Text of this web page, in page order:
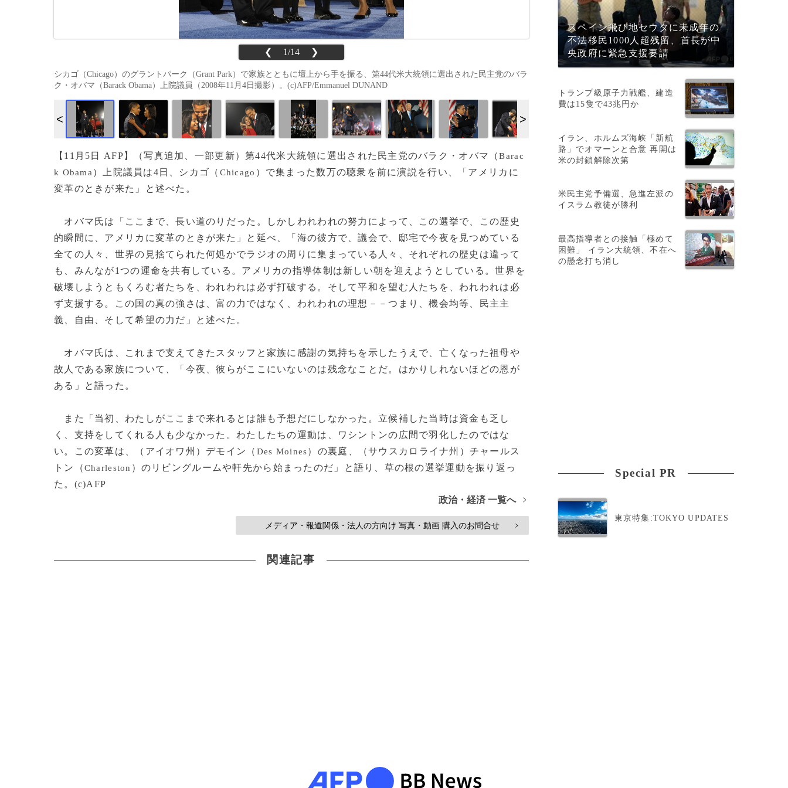
❮ 1/14 ❯
シカゴ（Chicago）のグラントパーク（Grant Park）で家族とともに壇上から手を振る、第44代米大統領に選出された民主党のバラ
ク・オバマ（Barack Obama）上院議員（2008年11月4日撮影）。(c)AFP/Emmanuel DUNAND
【11月5日 AFP】（写真追加、一部更新）第44代米大統領に選出された民主党のバラク・オバマ（Barac
k Obama ）上院議員は4日、シカゴ（ Chicago ）で集まった数万の聴衆を前に演説を行い、「アメリカに
変革のときが来た」と述べた。
オバマ氏は「ここまで、長い道のりだった。しかしわれわれの努力によって、この選挙で、この歴史
的瞬間に、アメリカに変革のときが来た」と延べ、「海の彼方で、議会で、邸宅で今夜を見つめている
全ての人々、世界の見捨てられた何処かでラジオの周りに集まっている人々、それぞれの歴史は違って
も、みんなが1つの運命を共有している。アメリカの指導体制は新しい朝を迎えようとしている。世界を
破壊しようともくろむ者たちを、われわれは必ず打破する。そして平和を望む人たちを、われわれは必
ず支援する。この国の真の強さは、富の力ではなく、われわれの理想－－つまり、機会均等、民主主
義、自由、そして希望の力だ」と述べた。
オバマ氏は、これまで支えてきたスタッフと家族に感謝の気持ちを示したうえで、亡くなった祖母や
故人である家族について、「今夜、彼らがここにいないのは残念なことだ。はかりしれないほどの恩が
ある」と語った。
また「当初、わたしがここまで来れるとは誰も予想だにしなかった。立候補した当時は資金も乏し
く、支持をしてくれる人も少なかった。わたしたちの運動は、ワシントンの広間で羽化したのではな
い。この変革は、（アイオワ州）デモイン（ Des Moines）の裏庭、（サウスカロライナ州）チャールス
トン（Charleston ）のリビングルームや軒先から始まったのだ」と語り、草の根の選挙運動を振り返っ
た。(c)AFP
政治・経済 一覧へ
>
メディア・報道関係・法人の方向け 写真・動画 購入のお問合せ >
関連記事
スペイン飛び地セウタに未成年の
不法移民1000人超残留、首長が中
央政府に緊急支援要請
トランプ級原子力戦艦、建造
費は15隻で43兆円か
イラン、ホルムズ海峡「新航
路」でオマーンと合意 再開は
米の封鎖解除次第
米民主党予備選、急進左派の
イスラム教徒が勝利
最高指導者との接触「極めて
困難」 イラン大統領、不在へ
の懸念打ち消し
Special PR
東京特集:TOKYO UPDATES